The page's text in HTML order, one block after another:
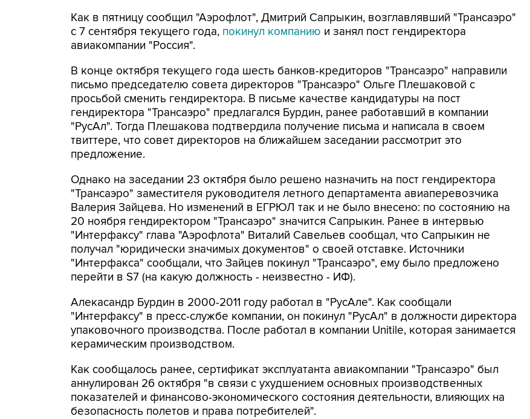
Как в пятницу сообщил "Аэрофлот", Дмитрий Сапрыкин, возглавлявший "Трансаэро"
с 7 сентября текущего года, покинул компанию и занял пост гендиректора
авиакомпании "Россия".
В конце октября текущего года шесть банков-кредиторов "Трансаэро" направили
письмо председателю совета директоров "Трансаэро" Ольге Плешаковой с
просьбой сменить гендиректора. В письме качестве кандидатуры на пост
гендиректора "Трансаэро" предлагался Бурдин, ранее работавший в компании
"РусАл". Тогда Плешакова подтвердила получение письма и написала в своем
твиттере, что совет директоров на ближайшем заседании рассмотрит это
предложение.
Однако на заседании 23 октября было решено назначить на пост гендиректора
"Трансаэро" заместителя руководителя летного департамента авиаперевозчика
Валерия Зайцева. Но изменений в ЕГРЮЛ так и не было внесено: по состоянию на
20 ноября гендиректором "Трансаэро" значится Сапрыкин. Ранее в интервью
"Интерфаксу" глава "Аэрофлота" Виталий Савельев сообщал, что Сапрыкин не
получал "юридически значимых документов" о своей отставке. Источники
"Интерфакса" сообщали, что Зайцев покинул "Трансаэро", ему было предложено
перейти в S7 (на какую должность - неизвестно - ИФ).
Алекасандр Бурдин в 2000-2011 году работал в "РусАле". Как сообщали
"Интерфаксу" в пресс-службе компании, он покинул "РусАл" в должности директора
упаковочного производства. После работал в компании Unitile, которая занимается
керамическим производством.
Как сообщалось ранее, сертификат эксплуатанта авиакомпании "Трансаэро" был
аннулирован 26 октября "в связи с ухудшением основных производственных
показателей и финансово-экономического состояния деятельности, влияющих на
безопасность полетов и права потребителей".